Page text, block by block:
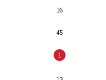
16
45
1